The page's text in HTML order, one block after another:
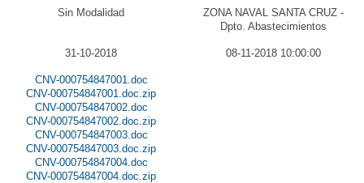
Sin Modalidad
ZONA NAVAL SANTA CRUZ -
Dpto. Abastecimientos
31-10-2018 08-11-2018 10:00:00
CNV-000754847001.doc
CNV-000754847001.doc.zip
CNV-000754847002.doc
CNV-000754847002.doc.zip
CNV-000754847003.doc
CNV-000754847003.doc.zip
CNV-000754847004.doc
CNV-000754847004.doc.zip